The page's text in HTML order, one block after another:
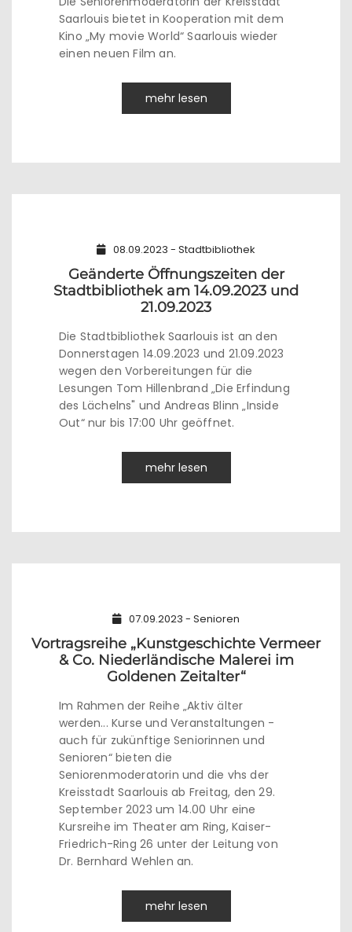
Saarlouis bietet in Kooperation mit dem
Kino „My movie World“ Saarlouis wieder
einen neuen Film an.
mehr lesen
08.09.2023 - Stadtbibliothek
Geänderte Öffnungszeiten der
Stadtbibliothek am 14.09.2023 und
21.09.2023
Die Stadtbibliothek Saarlouis ist an den
Donnerstagen 14.09.2023 und 21.09.2023
wegen den Vorbereitungen für die
Lesungen Tom Hillenbrand „Die Erfindung
des Lächelns" und Andreas Blinn „Inside
Out“ nur bis 17:00 Uhr geöffnet.
mehr lesen
07.09.2023 - Senioren
Vortragsreihe „Kunstgeschichte Vermeer
& Co. Niederländische Malerei im
Goldenen Zeitalter“
Im Rahmen der Reihe „Aktiv älter
werden... Kurse und Veranstaltungen -
auch für zukünftige Seniorinnen und
Senioren“ bieten die
Seniorenmoderatorin und die vhs der
Kreisstadt Saarlouis ab Freitag, den 29.
September 2023 um 14.00 Uhr eine
Kursreihe im Theater am Ring, Kaiser-
Friedrich-Ring 26 unter der Leitung von
Dr. Bernhard Wehlen an.
mehr lesen